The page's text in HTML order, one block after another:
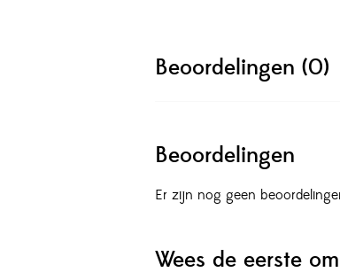
Beoordelingen (0)
Beoordelingen
Er zijn nog geen
Wees de eerste